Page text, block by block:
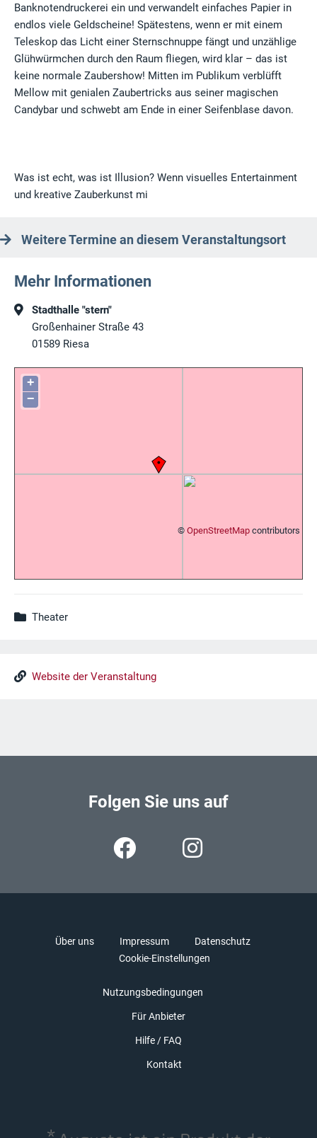
Banknotendruckerei ein und verwandelt einfaches Papier in
endlos viele Geldscheine! Spätestens, wenn er mit einem
Teleskop das Licht einer Sternschnuppe fängt und unzählige
Glühwürmchen durch den Raum fliegen, wird klar – das ist
keine normale Zaubershow! Mitten im Publikum verblüfft
Mellow mit genialen Zaubertricks aus seiner magischen
Candybar und schwebt am Ende in einer Seifenblase davon.
Was ist echt, was ist Illusion? Wenn visuelles Entertainment
und kreative Zauberkunst mi
Weitere Termine an diesem Veranstaltungsort
Mehr Informationen
Stadthalle "stern"
Großenhainer Straße 43
01589 Riesa
+
−
© OpenStreetMap contributors
Theater
Website der Veranstaltung
Folgen Sie uns auf
Über uns Impressum
Datenschutz
Cookie-Einstellungen
Nutzungsbedingungen
Für Anbieter
Hilfe / FAQ
Kontakt